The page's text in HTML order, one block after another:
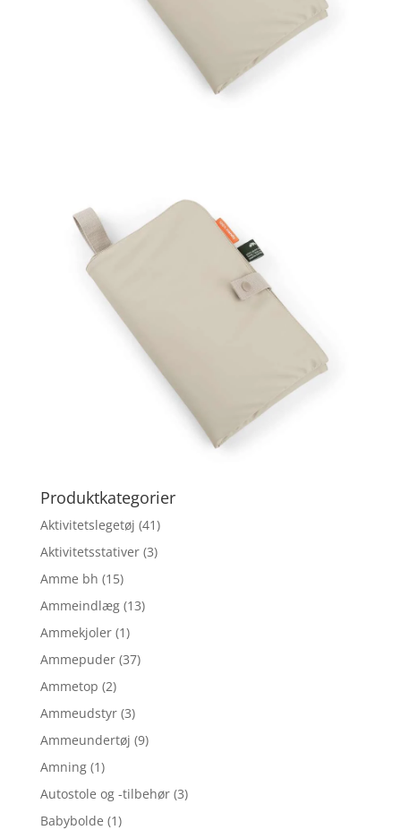
Produktkategorier
Aktivitetslegetøj (41)
Aktivitetsstativer (3)
Amme bh (15)
Ammeindlæg (13)
Ammekjoler (1)
Ammepuder (37)
Ammetop (2)
Ammeudstyr (3)
Ammeundertøj (9)
Amning (1)
Autostole og -tilbehør (3)
Babybolde (1)